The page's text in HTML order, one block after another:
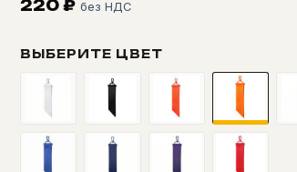
220 ₽ без НДС
ВЫБЕРИТЕ ЦВЕТ